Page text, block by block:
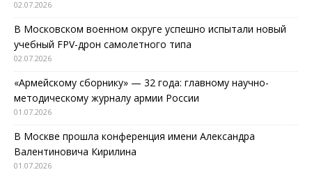
02.07.2026
В Московском военном округе успешно испытали новый
учебный FPV-дрон самолетного типа
02.07.2026
«Армейскому сборнику» — 32 года: главному научно-
методическому журналу армии России
01.07.2026
В Москве прошла конференция имени Александра
Валентиновича Кирилина
01.07.2026